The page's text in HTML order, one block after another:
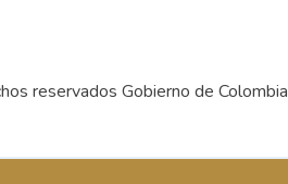
reservados Gobierno de Colombia